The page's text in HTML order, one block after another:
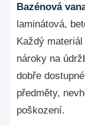
Bazénová
laminátová,
Každý
nároky na
dobře
předměty,
poškození.